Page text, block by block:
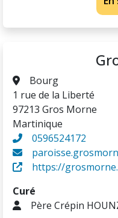
Bourg
1 rue de la Liberté
97213 Gros Morne
Martinique
0596524172
https://
Curé
Père Crépin